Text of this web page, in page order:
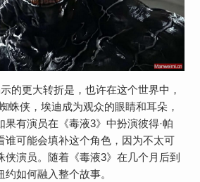
的更大转折是，也许在这个世界中，
蛛侠，埃迪成为观众的眼睛和耳朵，
果有演员在《毒液3》中扮演彼得·帕
谁可能会填补这个角色，因为不太可
侠演员。随着《毒液3》在几个月后到
如何融入整个故事。